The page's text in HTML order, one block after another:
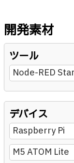
開発素材
ツール
Node-RED
デバイス
Raspberry Pi
M5 ATOM Lite